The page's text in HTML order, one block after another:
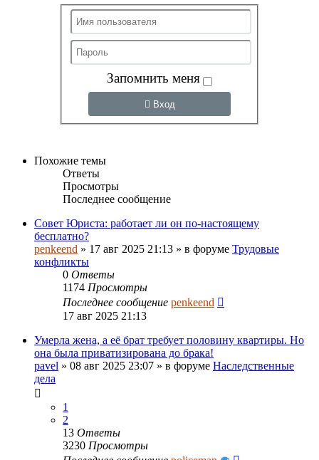
Запомнить меня
Вход
Похожие темы
Ответы
Просмотры
Последнее сообщение
Совет Юриста: работает ли он по-настоящему
бесплатно?
penkeend » 17 авг 2025 21:13 » в форуме Трудовые
конфликты
0 Ответы
1174 Просмотры
Последнее сообщение penkeend
17 авг 2025 21:13
Умерла жена, а её брат требует половину квартиры. Но
она была приватизирована до брака!
pavel » 08 авг 2025 23:07 » в форуме Наследственные
дела
1
2
13 Ответы
3230 Просмотры